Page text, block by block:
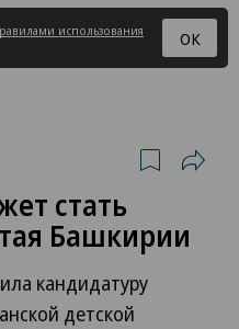
использования
ОК
стать
Башкирии
кандидатуру
детской